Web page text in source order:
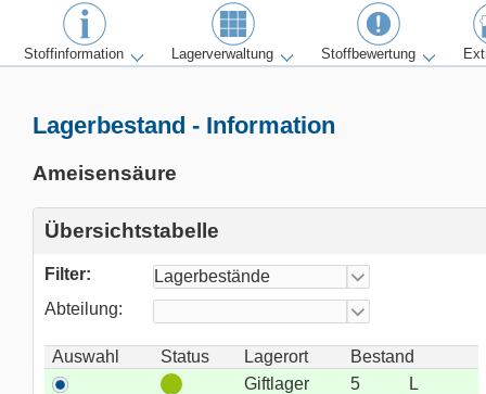
Stoffinformation Lagerverwaltung Stoffbewertung
Lagerbestand - Information
Ameisensäure
Übersichtstabelle
Filter:
Abteilung:
Auswahl Status Lagerort
Bestand
Giftlager
5
L